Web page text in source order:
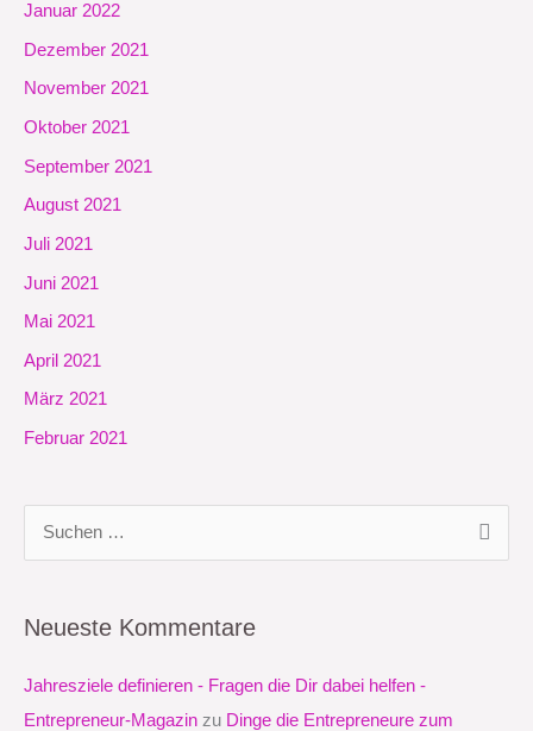
Januar 2022
Dezember 2021
November 2021
Oktober 2021
September 2021
August 2021
Juli 2021
Juni 2021
Mai 2021
April 2021
März 2021
Februar 2021
h
e
n
Neueste Kommentare
Jahresziele definieren - Fragen die Dir dabei helfen -
Entrepreneur-Magazin zu Dinge die Entrepreneure zum